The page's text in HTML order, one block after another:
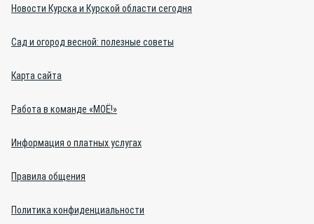
Новости Курска и Курской области сегодня
Сад и огород весной: полезные советы
Карта сайта
Работа в команде «МОЁ!»
Информация о платных услугах
Правила общения
Политика конфиденциальности